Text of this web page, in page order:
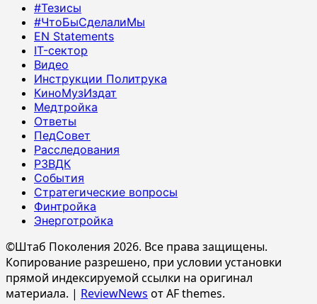
#Тезисы
#ЧтоБыСделалиМы
EN Statements
IT-сектор
Видео
Инструкции Политрука
КиноМузИздат
Медтройка
Ответы
ПедСовет
Расследования
РЗВДК
События
Стратегические вопросы
Финтройка
Энерготройка
©Штаб Поколения 2026. Все права защищены.
Копирование разрешено, при условии установки
прямой индексируемой ссылки на оригинал
материала. | ReviewNews от AF themes.